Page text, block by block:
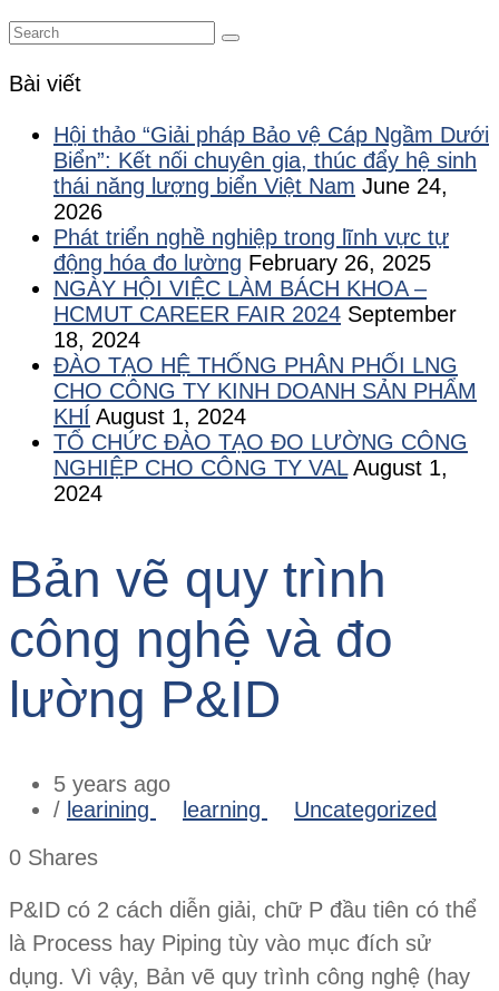
Bài viết
Hội thảo “Giải pháp Bảo vệ Cáp Ngầm Dưới
Biển”: Kết nối chuyên gia, thúc đẩy hệ sinh
thái năng lượng biển Việt Nam June 24,
2026
Phát triển nghề nghiệp trong lĩnh vực tự
động hóa đo lường February 26, 2025
NGÀY HỘI VIỆC LÀM BÁCH KHOA –
HCMUT CAREER FAIR 2024 September
18, 2024
ĐÀO TẠO HỆ THỐNG PHÂN PHỐI LNG
CHO CÔNG TY KINH DOANH SẢN PHẨM
KHÍ August 1, 2024
TỔ CHỨC ĐÀO TẠO ĐO LƯỜNG CÔNG
NGHIỆP CHO CÔNG TY VAL August 1,
2024
Bản vẽ quy trình
công nghệ và đo
lường P&ID
5 years ago
/ learining learning
Uncategorized
0 Shares
P&ID có 2 cách diễn giải, chữ P đầu tiên có thể
là Process hay Piping tùy vào mục đích sử
dụng. Vì vậy, Bản vẽ quy trình công nghệ (hay